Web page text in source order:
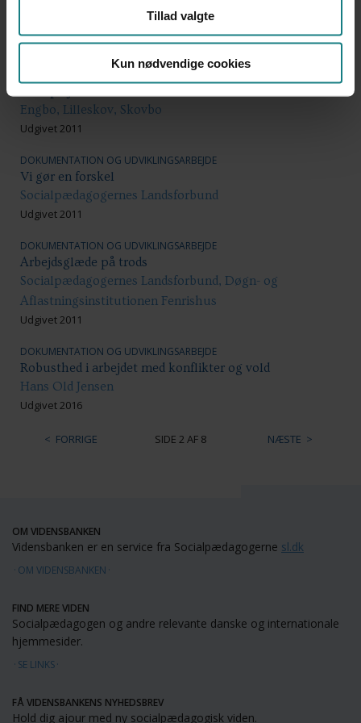
Tillad valgte
Kun nødvendige cookies
Flemming Andersen, Red.
Udgivet 2014
DOKUMENTATION OG UDVIKLINGSARBEJDE
Engbo, Lilleskov, Skovbo
Udgivet 2011
DOKUMENTATION OG UDVIKLINGSARBEJDE
Vi gør en forskel
Socialpædagogernes Landsforbund
Udgivet 2011
DOKUMENTATION OG UDVIKLINGSARBEJDE
Arbejdsglæde på trods
Socialpædagogernes Landsforbund, Døgn- og
Aflastningsinstitutionen Fenrishus
Udgivet 2011
DOKUMENTATION OG UDVIKLINGSARBEJDE
Robusthed i arbejdet med konflikter og vold
Hans Old Jensen
Udgivet 2016
FORRIGE SIDE 2 AF 8 NÆSTE
OM VIDENSBANKEN
Vidensbanken er en service fra Socialpædagogerne sl.dk
OM VIDENSBANKEN
FIND MERE VIDEN
Socialpædagogen og andre relevante danske og internationale
hjemmesider.
SE LINKS
FÅ VIDENSBANKENS NYHEDSBREV
Hold dig ajour med ny socialpædagogisk viden.